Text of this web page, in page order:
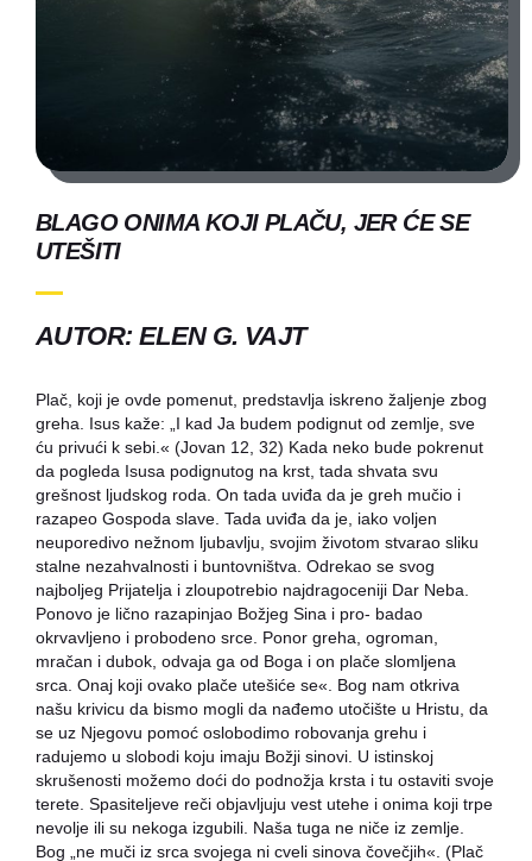
BLAGO ONIMA KOJI PLAČU, JER ĆE SE
UTEŠITI
AUTOR: ELEN G. VAJT
Plač, koji je ovde pomenut, predstavlja iskreno žaljenje zbog
greha. Isus kaže: „I kad Ja budem podignut od zemlje, sve
ću privući k sebi.« (Jovan 12, 32) Kada neko bude pokrenut
da pogleda Isusa podignutog na krst, tada shvata svu
grešnost ljudskog roda. On tada uviđa da je greh mučio i
razapeo Gospoda slave. Tada uviđa da je, iako voljen
neuporedivo nežnom ljubavlju, svojim životom stvarao sliku
stalne nezahvalnosti i buntovništva. Odrekao se svog
najboljeg Prijatelja i zloupotrebio najdragoceniji Dar Neba.
Ponovo je lično razapinjao Božjeg Sina i pro- badao
okrvavljeno i probodeno srce. Ponor greha, ogroman,
mračan i dubok, odvaja ga od Boga i on plače slomljena
srca. Onaj koji ovako plače utešiće se«. Bog nam otkriva
našu krivicu da bismo mogli da nađemo utočište u Hristu, da
se uz Njegovu pomoć oslobodimo robovanja grehu i
radujemo u slobodi koju imaju Božji sinovi. U istinskoj
skrušenosti možemo doći do podnožja krsta i tu ostaviti svoje
terete. Spasiteljeve reči objavljuju vest utehe i onima koji trpe
nevolje ili su nekoga izgubili. Naša tuga ne niče iz zemlje.
Bog „ne muči iz srca svojega ni cveli sinova čovečjih«. (Plač